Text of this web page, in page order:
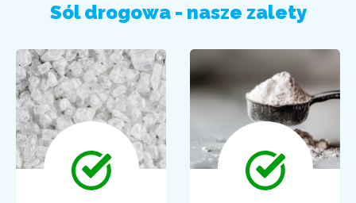
Sól drogowa - nasze zalety